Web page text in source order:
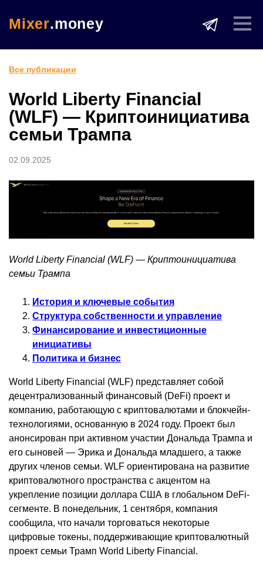
Mixer.money
Все публикации
World Liberty Financial
(WLF) — Криптоинициатива
семьи Трампа
02.09.2025
World Liberty Financial (WLF) — Криптоинициатива
семьи Трампа
История и ключевые события
Структура собственности и управление
Финансирование и инвестиционные
инициативы
Политика и бизнес
World Liberty Financial (WLF) представляет собой
децентрализованный финансовый (DeFi) проект и
компанию, работающую с криптовалютами и блокчейн-
технологиями, основанную в 2024 году. Проект был
анонсирован при активном участии Дональда Трампа и
его сыновей — Эрика и Дональда младшего, а также
других членов семьи. WLF ориентирована на развитие
криптовалютного пространства с акцентом на
укрепление позиции доллара США в глобальном DeFi-
сегменте. В понедельник, 1 сентября, компания
сообщила, что начали торговаться некоторые
цифровые токены, поддерживающие криптовалютный
проект семьи Трамп World Liberty Financial.